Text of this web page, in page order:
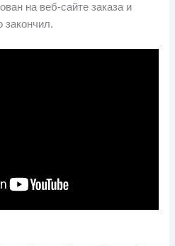
на веб-сайте заказа и
закончил.